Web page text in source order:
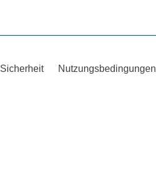
Nutzungsbedingungen